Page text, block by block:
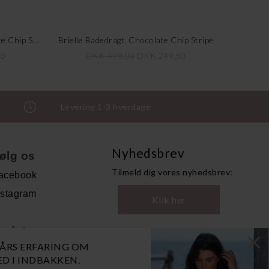
ERFARING OM
I INDBAKKEN.
Brielle Badedragt, Chocolate Chip Stripe
Levering 1-3 hverdage
os Nyhedsbrev
Tilmeld dig vores nyhedsbrev:
Klik her